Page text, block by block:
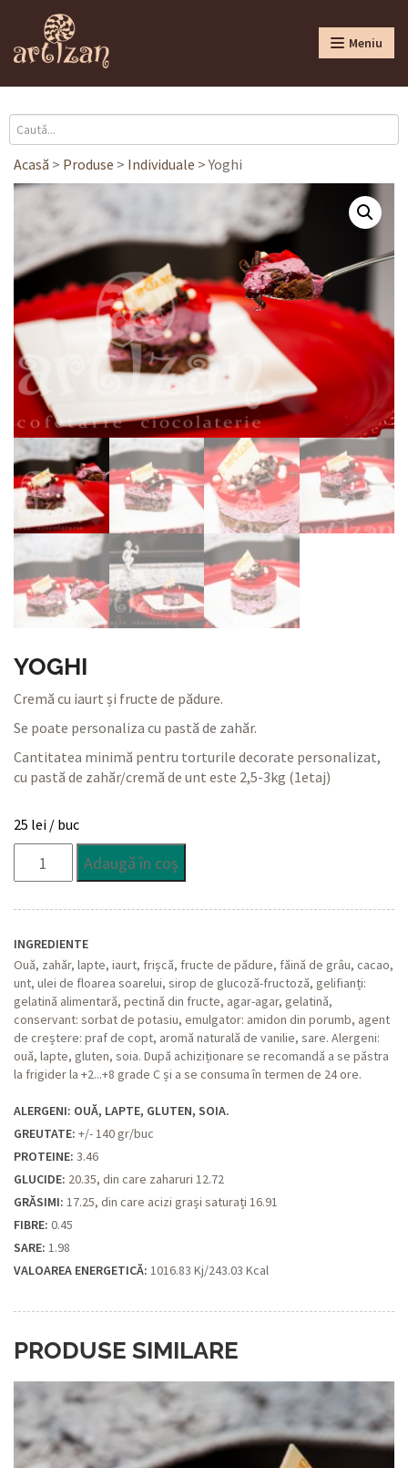
Meniu
Acasă > Produse > Individuale >Yoghi
YOGHI
Cremă cu iaurt și fructe de pădure.
Se poate personaliza cu pastă de zahăr.
Cantitatea minimă pentru torturile decorate personalizat,
cu pastă de zahăr/cremă de unt este 2,5-3kg (1etaj)
25 lei / buc
Yoghi
Adaugă în coș
INGREDIENTE
Ouă, zahăr, lapte, iaurt, frișcă, fructe de pădure, făină de grâu, cacao,
unt, ulei de floarea soarelui, sirop de glucoză-fructoză, gelifianți:
gelatină alimentară, pectină din fructe, agar-agar, gelatină,
conservant: sorbat de potasiu, emulgator: amidon din porumb, agent
de creștere: praf de copt, aromă naturală de vanilie, sare. Alergeni:
ouă, lapte, gluten, soia. După achiziționare se recomandă a se păstra
la frigider la +2...+8 grade C și a se consuma în termen de 24 ore.
ALERGENI: OUĂ, LAPTE, GLUTEN, SOIA.
GREUTATE: +/- 140 gr/buc
PROTEINE: 3.46
GLUCIDE: 20.35, din care zaharuri 12.72
GRĂSIMI: 17.25, din care acizi grași saturați 16.91
FIBRE: 0.45
SARE: 1.98
VALOAREA ENERGETICĂ: 1016.83 Kj/243.03 Kcal
PRODUSE SIMILARE